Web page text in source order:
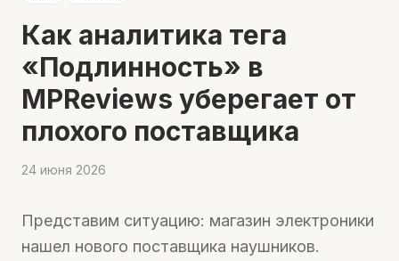
Как аналитика тега
«Подлинность» в
MPReviews уберегает от
плохого поставщика
24 июня 2026
Представим ситуацию: магазин электроники
нашел нового поставщика наушников.